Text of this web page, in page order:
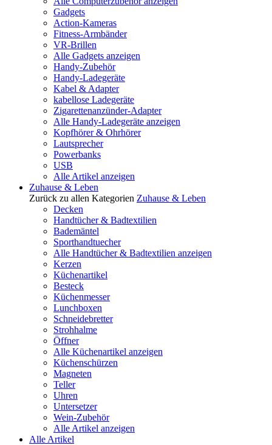
Gadgets
Action-Kameras
Fitness-Armbänder
VR-Brillen
Alle Gadgets anzeigen
Handy-Zubehör
Handy-Ladegeräte
Kabel & Adapter
kabellose Ladegeräte
Zigarettenanzünder-Adapter
Alle Handy-Ladegeräte anzeigen
Kopfhörer & Ohrhörer
Lautsprecher
Powerbanks
USB
Alle Artikel anzeigen
Zuhause & Leben
Zurück zu allen Kategorien Zuhause & Leben
Decken
Handtücher & Badtextilien
Bademäntel
Sporthandtuecher
Alle Handtücher & Badtextilien anzeigen
Kerzen
Küchenartikel
Besteck
Küchenmesser
Lunchboxen
Schneidebretter
Strohhalme
Öffner
Alle Küchenartikel anzeigen
Küchenschürzen
Magneten
Teller
Uhren
Untersetzer
Wein-Zubehör
Alle Artikel anzeigen
Alle Artikel